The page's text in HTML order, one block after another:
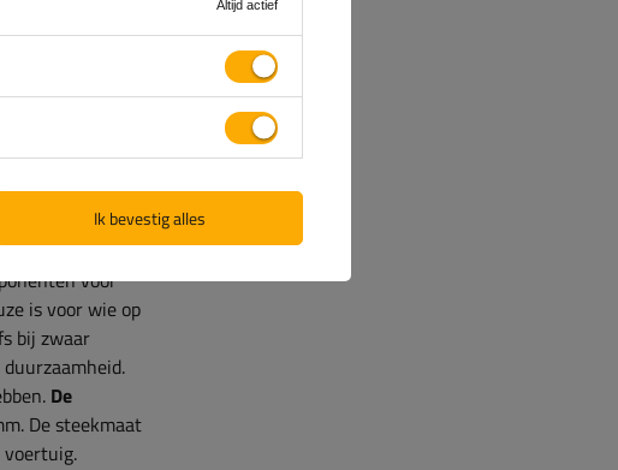
of
een
een
voor
is voor wie op
bij zwaar
De
De steekmaat
voertuig.
Altijd actief
Ik bevestig alles